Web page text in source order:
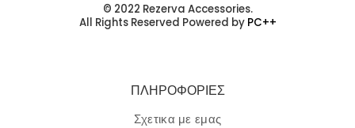
© 2022 Rezerva Accessories.
All Rights Reserved Powered by PC++
ΠΛΗΡΟΦΟΡΙΕΣ
Σχετικα με εμας